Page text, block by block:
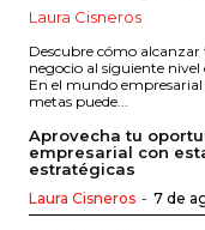
Laura Cisneros
Descubre cómo
negocio al siguiente
En el mundo
metas puede...
Aprovecha tu
empresarial con
estratégicas
Laura Cisneros - 7 de